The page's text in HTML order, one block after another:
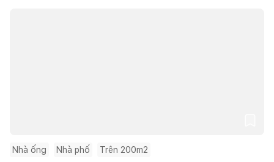
Nhà ống Nhà phố Trên 200m2